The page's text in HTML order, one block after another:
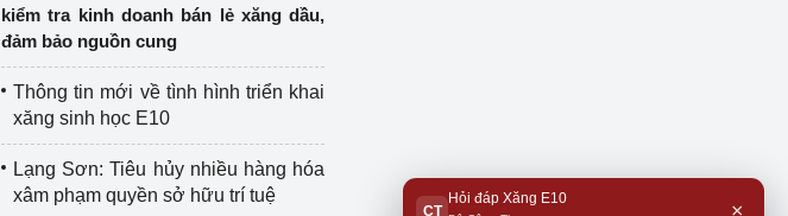
kiểm tra kinh doanh bán lẻ xăng dầu,
đảm bảo nguồn cung
Thông tin mới về tình hình triển khai
xăng sinh học E10
Lạng Sơn: Tiêu hủy nhiều hàng hóa
xâm phạm quyền sở hữu trí tuệ
CT
Hỏi đáp Xăng E10
×